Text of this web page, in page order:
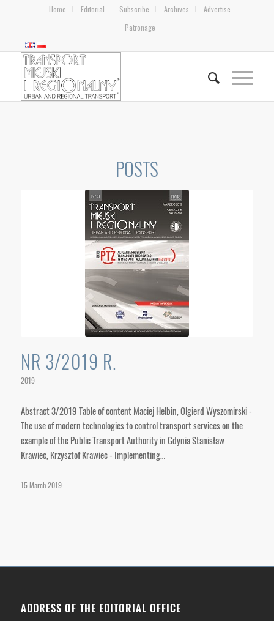
Home Editorial Subscribe Archives
Advertise
Patronage
POSTS
NR 3/2019 R.
2019
Abstract 3/2019 Table of content Maciej Helbin, Olgierd Wyszomirski -
The use of modern technologies to control transport services on the
example of the Public Transport Authority in Gdynia Stanisław
Krawiec, Krzysztof Krawiec - Implementing…
15 March 2019
ADDRESS OF THE EDITORIAL OFFICE